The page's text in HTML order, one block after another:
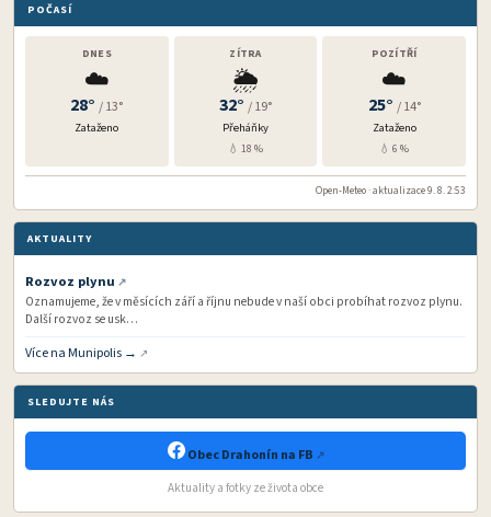
POČASÍ
DNES
☁️
28°/ 13°
Zataženo
ZÍTRA
🌦️
32° / 19°
Přeháňky
💧 18 %
POZÍTŘÍ
☁️
25° / 14°
Zataženo
💧 6 %
Open-Meteo · aktualizace 9. 8. 2:53
AKTUALITY
Rozvoz plynu
Oznamujeme, že v měsících září a říjnu nebude v naší obci probíhat rozvoz plynu.
Další rozvoz se usk…
Více na Munipolis →
SLEDUJTE NÁS
Obec Drahonín na FB
Aktuality a fotky ze života obce